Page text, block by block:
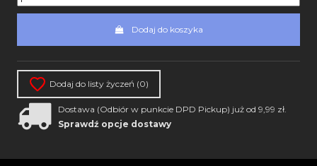
Dodaj do koszyka
Dodaj do listy życzeń (0)
Dostawa (Odbiór w punkcie DPD Pickup) już od 9,99 zł.
Sprawdź opcje dostawy